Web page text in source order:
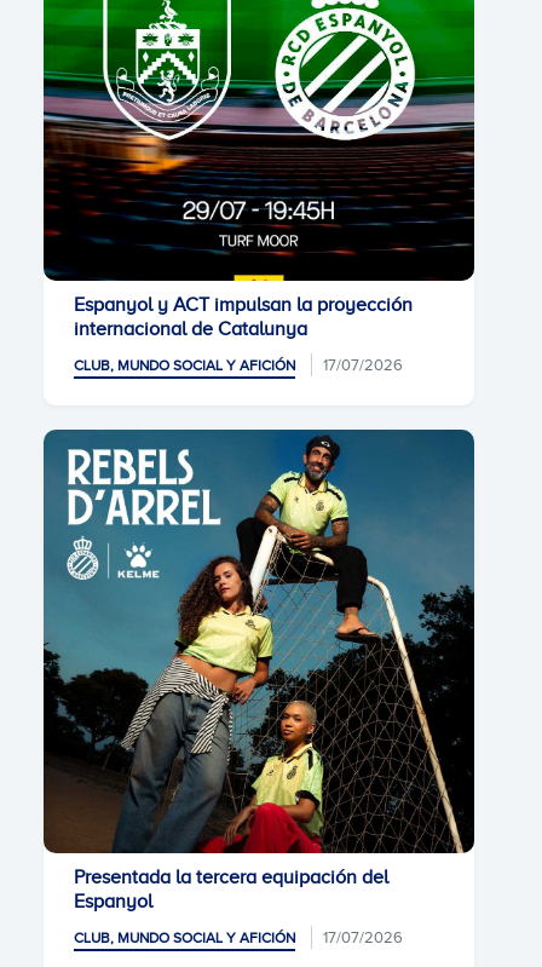
Espanyol y ACT impulsan la proyección
internacional de Catalunya
CLUB, MUNDO SOCIAL Y AFICIÓN 17/07/2026
Presentada la tercera equipación del
Espanyol
CLUB, MUNDO SOCIAL Y AFICIÓN 17/07/2026